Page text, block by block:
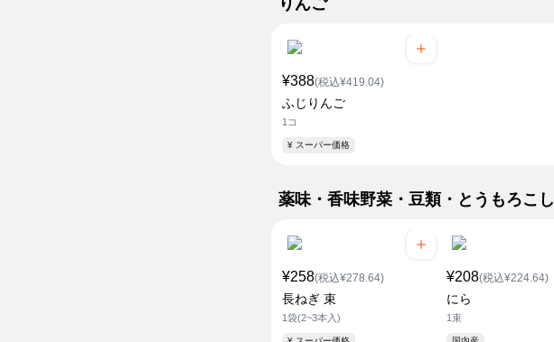
りんご
¥388(税込¥419.04)
ふじりんご
1コ
¥ スーパー価格
薬味・香味野菜・豆類・とうもろこし
¥258(税込¥278.64)
長ねぎ 束
1袋(2~3本入)
¥208(税込¥224.64)
にら
1束